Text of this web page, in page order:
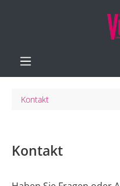
Zum Hauptinhalt springen
Kontakt
Kontakt